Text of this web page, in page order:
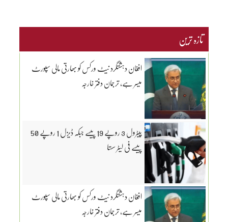
تازہ ترین
افغان دہشتگرد نیٹ ورکس کو بھارتی مالی سپورٹ
میسر ہے، ترجمان دفتر خارجہ
پیٹرول 3 روپے 19 پیسے جبکہ ڈیزل 1 روپے 50
پیسے فی لیٹر سستا
افغان دہشتگرد نیٹ ورکس کو بھارتی مالی سپورٹ
میسر ہے، ترجمان دفتر خارجہ